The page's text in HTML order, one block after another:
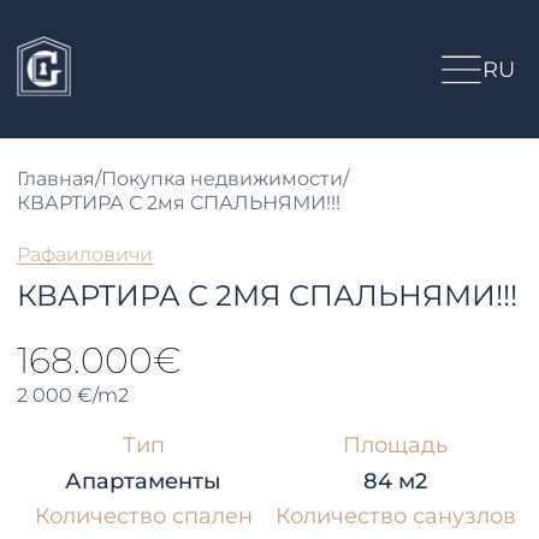
RU
Главная/Покупка недвижимости/
КВАРТИРА С 2мя СПАЛЬНЯМИ!!!
Рафаиловичи
КВАРТИРА С 2МЯ СПАЛЬНЯМИ!!!
168.000€
2 000 €/m2
Тип
Апартаменты
Площадь
84 м2
Количество спален
Количество санузлов